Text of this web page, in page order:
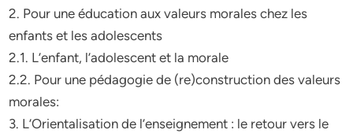
2. Pour une éducation aux valeurs morales chez les
enfants et les adolescents
2.1. L’enfant, l’adolescent et la morale
2.2. Pour une pédagogie de (re)construction des valeurs
morales:
3. L’Orientalisation de l’enseignement : le retour vers le